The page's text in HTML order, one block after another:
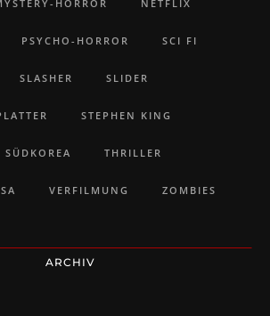
HORROR NETFLIX
PSYCHO-HORROR SCI FI
SLASHER SLIDER
STEPHEN KING
SÜDKOREA THRILLER
VERFILMUNG ZOMBIES
ARCHIV